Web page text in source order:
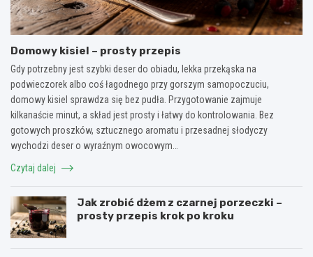
Domowy kisiel – prosty przepis
Gdy potrzebny jest szybki deser do obiadu, lekka przekąska na
podwieczorek albo coś łagodnego przy gorszym samopoczuciu,
domowy kisiel sprawdza się bez pudła. Przygotowanie zajmuje
kilkanaście minut, a skład jest prosty i łatwy do kontrolowania. Bez
gotowych proszków, sztucznego aromatu i przesadnej słodyczy
wychodzi deser o wyraźnym owocowym…
Czytaj dalej
Jak zrobić dżem z czarnej porzeczki –
prosty przepis krok po kroku